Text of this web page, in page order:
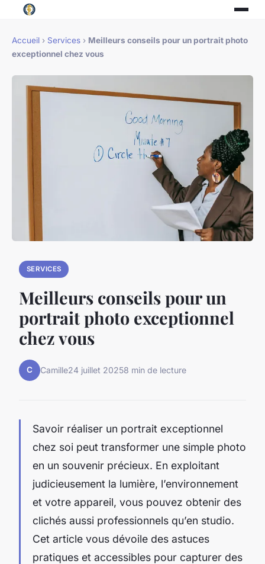
Accueil › Services › Meilleurs conseils pour un portrait photo
exceptionnel chez vous
SERVICES
Meilleurs conseils pour un
portrait photo exceptionnel
chez vous
C Camille24 juillet 20258 min de lecture
Savoir réaliser un portrait exceptionnel
chez soi peut transformer une simple photo
en un souvenir précieux. En exploitant
judicieusement la lumière, l’environnement
et votre appareil, vous pouvez obtenir des
clichés aussi professionnels qu’en studio.
Cet article vous dévoile des astuces
pratiques et accessibles pour capturer des